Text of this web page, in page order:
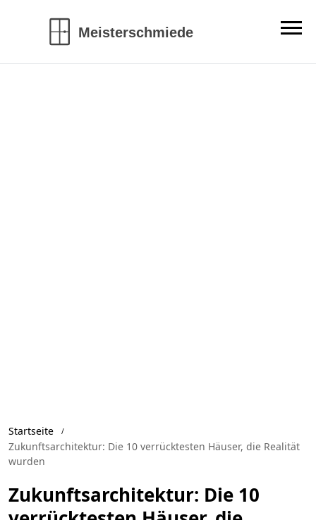
Startseite
Zukunftsarchitektur: Die 10 verrücktesten Häuser, die Realität
wurden
Zukunftsarchitektur: Die 10